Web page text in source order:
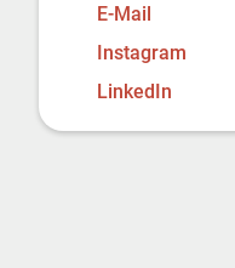
E-Mail
Instagram
LinkedIn